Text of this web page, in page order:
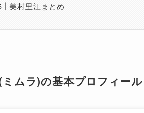
美村里江まとめ
ミムラ)の基本プロフィール